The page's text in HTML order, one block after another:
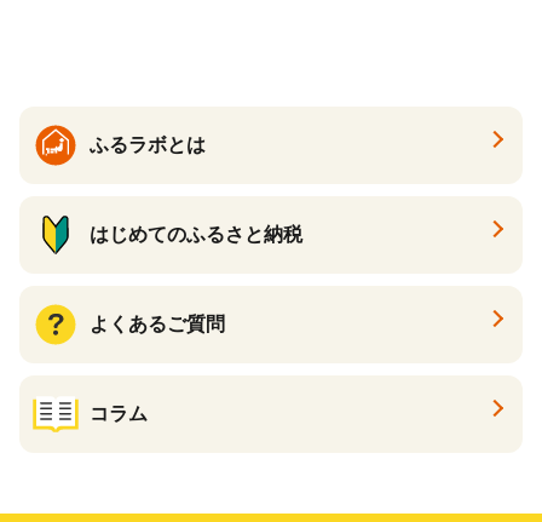
ふるラボとは
はじめてのふるさと納税
よくあるご質問
コラム